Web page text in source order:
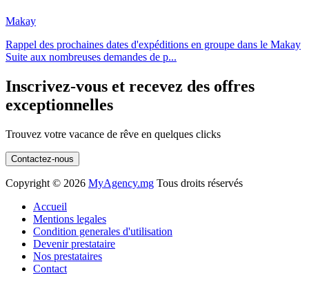
Makay
Rappel des prochaines dates d'expéditions en groupe dans le Makay
Suite aux nombreuses demandes de p...
Inscrivez-vous et recevez des offres
exceptionnelles
Trouvez votre vacance de rêve en quelques clicks
Contactez-nous
Copyright © 2026 MyAgency.mg Tous droits réservés
Accueil
Mentions legales
Condition generales d'utilisation
Devenir prestataire
Nos prestataires
Contact